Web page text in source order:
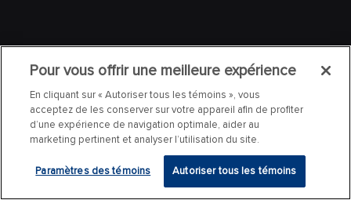
Pour vous offrir une meilleure expérience
En cliquant sur « Autoriser tous les témoins », vous
acceptez de les conserver sur votre appareil afin de profiter
d’une expérience de navigation optimale, aider au
marketing pertinent et analyser l’utilisation du site.
Paramètres des témoins Autoriser tous les témoins